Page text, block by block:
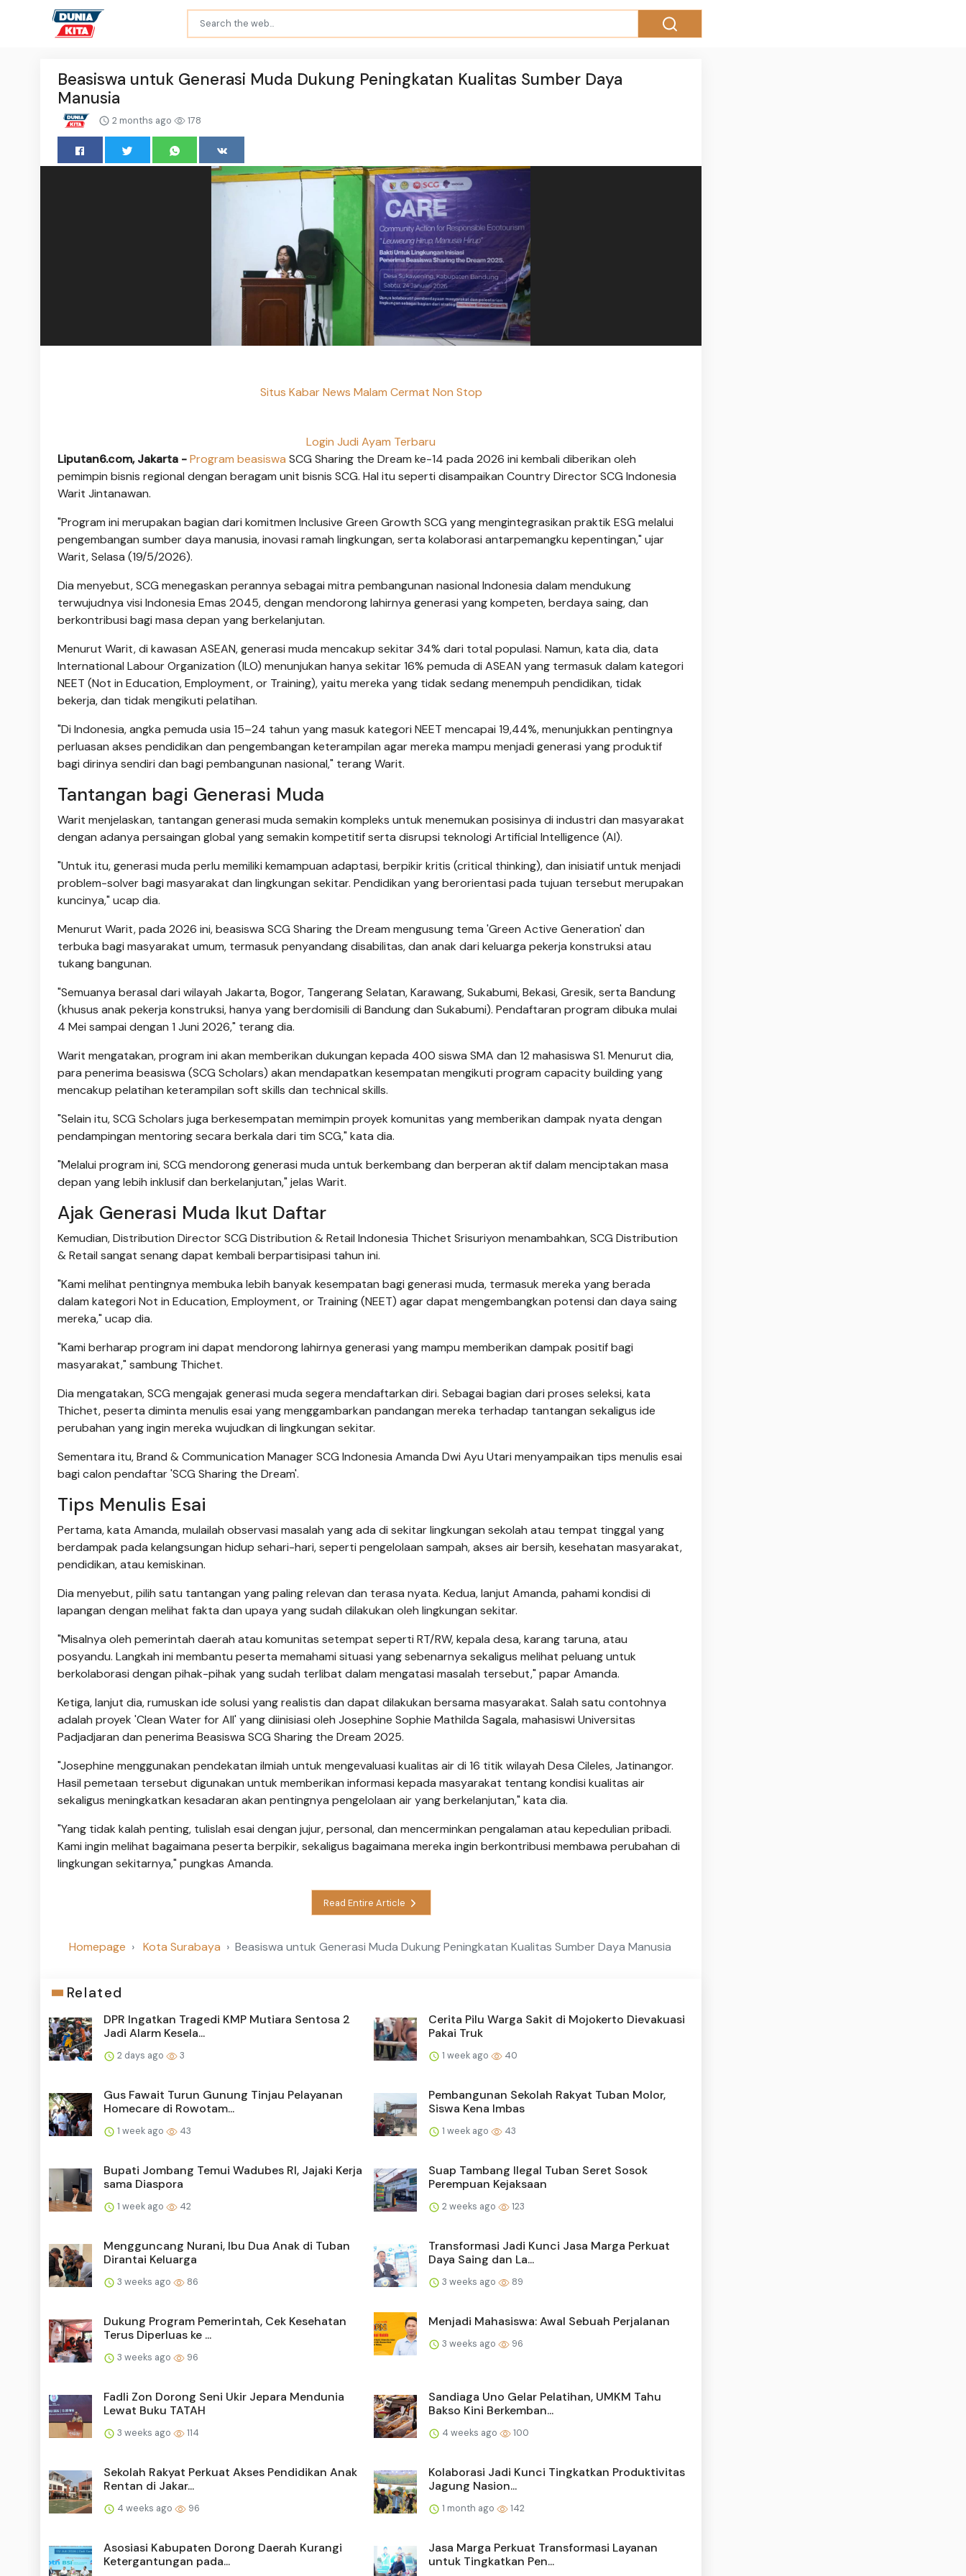
Beasiswa untuk Generasi Muda Dukung Peningkatan Kualitas Sumber Daya
Manusia
2 months ago 178
Situs Kabar News Malam Cermat Non Stop
Login Judi Ayam Terbaru
Liputan6.com, Jakarta -Program beasiswa SCG Sharing the Dream ke-14 pada 2026 ini kembali diberikan oleh
pemimpin bisnis regional dengan beragam unit bisnis SCG. Hal itu seperti disampaikan Country Director SCG Indonesia
Warit Jintanawan.
"Program ini merupakan bagian dari komitmen Inclusive Green Growth SCG yang mengintegrasikan praktik ESG melalui
pengembangan sumber daya manusia, inovasi ramah lingkungan, serta kolaborasi antarpemangku kepentingan," ujar
Warit, Selasa (19/5/2026).
Dia menyebut, SCG menegaskan perannya sebagai mitra pembangunan nasional Indonesia dalam mendukung
terwujudnya visi Indonesia Emas 2045, dengan mendorong lahirnya generasi yang kompeten, berdaya saing, dan
berkontribusi bagi masa depan yang berkelanjutan.
Menurut Warit, di kawasan ASEAN, generasi muda mencakup sekitar 34% dari total populasi. Namun, kata dia, data
International Labour Organization (ILO) menunjukan hanya sekitar 16% pemuda di ASEAN yang termasuk dalam kategori
NEET (Not in Education, Employment, or Training), yaitu mereka yang tidak sedang menempuh pendidikan, tidak
bekerja, dan tidak mengikuti pelatihan.
"Di Indonesia, angka pemuda usia 15–24 tahun yang masuk kategori NEET mencapai 19,44%, menunjukkan pentingnya
perluasan akses pendidikan dan pengembangan keterampilan agar mereka mampu menjadi generasi yang produktif
bagi dirinya sendiri dan bagi pembangunan nasional," terang Warit.
Tantangan bagi Generasi Muda
Warit menjelaskan, tantangan generasi muda semakin kompleks untuk menemukan posisinya di industri dan masyarakat
dengan adanya persaingan global yang semakin kompetitif serta disrupsi teknologi Artificial Intelligence (AI).
"Untuk itu, generasi muda perlu memiliki kemampuan adaptasi, berpikir kritis (critical thinking), dan inisiatif untuk menjadi
problem-solver bagi masyarakat dan lingkungan sekitar. Pendidikan yang berorientasi pada tujuan tersebut merupakan
kuncinya," ucap dia.
Menurut Warit, pada 2026 ini, beasiswa SCG Sharing the Dream mengusung tema 'Green Active Generation' dan
terbuka bagi masyarakat umum, termasuk penyandang disabilitas, dan anak dari keluarga pekerja konstruksi atau
tukang bangunan.
"Semuanya berasal dari wilayah Jakarta, Bogor, Tangerang Selatan, Karawang, Sukabumi, Bekasi, Gresik, serta Bandung
(khusus anak pekerja konstruksi, hanya yang berdomisili di Bandung dan Sukabumi). Pendaftaran program dibuka mulai
4 Mei sampai dengan 1 Juni 2026," terang dia.
Warit mengatakan, program ini akan memberikan dukungan kepada 400 siswa SMA dan 12 mahasiswa S1. Menurut dia,
para penerima beasiswa (SCG Scholars) akan mendapatkan kesempatan mengikuti program capacity building yang
mencakup pelatihan keterampilan soft skills dan technical skills.
"Selain itu, SCG Scholars juga berkesempatan memimpin proyek komunitas yang memberikan dampak nyata dengan
pendampingan mentoring secara berkala dari tim SCG," kata dia.
"Melalui program ini, SCG mendorong generasi muda untuk berkembang dan berperan aktif dalam menciptakan masa
depan yang lebih inklusif dan berkelanjutan," jelas Warit.
Ajak Generasi Muda Ikut Daftar
Kemudian, Distribution Director SCG Distribution & Retail Indonesia Thichet Srisuriyon menambahkan, SCG Distribution
& Retail sangat senang dapat kembali berpartisipasi tahun ini.
"Kami melihat pentingnya membuka lebih banyak kesempatan bagi generasi muda, termasuk mereka yang berada
dalam kategori Not in Education, Employment, or Training (NEET) agar dapat mengembangkan potensi dan daya saing
mereka," ucap dia.
"Kami berharap program ini dapat mendorong lahirnya generasi yang mampu memberikan dampak positif bagi
masyarakat," sambung Thichet.
Dia mengatakan, SCG mengajak generasi muda segera mendaftarkan diri. Sebagai bagian dari proses seleksi, kata
Thichet, peserta diminta menulis esai yang menggambarkan pandangan mereka terhadap tantangan sekaligus ide
perubahan yang ingin mereka wujudkan di lingkungan sekitar.
Sementara itu, Brand & Communication Manager SCG Indonesia Amanda Dwi Ayu Utari menyampaikan tips menulis esai
bagi calon pendaftar 'SCG Sharing the Dream'.
Tips Menulis Esai
Pertama, kata Amanda, mulailah observasi masalah yang ada di sekitar lingkungan sekolah atau tempat tinggal yang
berdampak pada kelangsungan hidup sehari-hari, seperti pengelolaan sampah, akses air bersih, kesehatan masyarakat,
pendidikan, atau kemiskinan.
Dia menyebut, pilih satu tantangan yang paling relevan dan terasa nyata. Kedua, lanjut Amanda, pahami kondisi di
lapangan dengan melihat fakta dan upaya yang sudah dilakukan oleh lingkungan sekitar.
"Misalnya oleh pemerintah daerah atau komunitas setempat seperti RT/RW, kepala desa, karang taruna, atau
posyandu. Langkah ini membantu peserta memahami situasi yang sebenarnya sekaligus melihat peluang untuk
berkolaborasi dengan pihak-pihak yang sudah terlibat dalam mengatasi masalah tersebut," papar Amanda.
Ketiga, lanjut dia, rumuskan ide solusi yang realistis dan dapat dilakukan bersama masyarakat. Salah satu contohnya
adalah proyek 'Clean Water for All' yang diinisiasi oleh Josephine Sophie Mathilda Sagala, mahasiswi Universitas
Padjadjaran dan penerima Beasiswa SCG Sharing the Dream 2025.
"Josephine menggunakan pendekatan ilmiah untuk mengevaluasi kualitas air di 16 titik wilayah Desa Cileles, Jatinangor.
Hasil pemetaan tersebut digunakan untuk memberikan informasi kepada masyarakat tentang kondisi kualitas air
sekaligus meningkatkan kesadaran akan pentingnya pengelolaan air yang berkelanjutan," kata dia.
"Yang tidak kalah penting, tulislah esai dengan jujur, personal, dan mencerminkan pengalaman atau kepedulian pribadi.
Kami ingin melihat bagaimana peserta berpikir, sekaligus bagaimana mereka ingin berkontribusi membawa perubahan di
lingkungan sekitarnya," pungkas Amanda.
Read Entire Article
Homepage Kota Surabaya Beasiswa untuk Generasi Muda Dukung Peningkatan Kualitas Sumber Daya Manusia
Related
DPR Ingatkan Tragedi KMP Mutiara Sentosa 2
Jadi Alarm Kesela...
2 days ago 3
Cerita Pilu Warga Sakit di Mojokerto Dievakuasi
Pakai Truk
1 week ago 40
Gus Fawait Turun Gunung Tinjau Pelayanan
Homecare di Rowotam...
1 week ago 43
Pembangunan Sekolah Rakyat Tuban Molor,
Siswa Kena Imbas
1 week ago 43
Bupati Jombang Temui Wadubes RI, Jajaki Kerja
sama Diaspora
1 week ago 42
Suap Tambang Ilegal Tuban Seret Sosok
Perempuan Kejaksaan
2 weeks ago 123
Mengguncang Nurani, Ibu Dua Anak di Tuban
Dirantai Keluarga
3 weeks ago 86
Transformasi Jadi Kunci Jasa Marga Perkuat
Daya Saing dan La...
3 weeks ago 89
Dukung Program Pemerintah, Cek Kesehatan
Terus Diperluas ke ...
3 weeks ago 96
Menjadi Mahasiswa: Awal Sebuah Perjalanan
3 weeks ago 96
Fadli Zon Dorong Seni Ukir Jepara Mendunia
Lewat Buku TATAH
3 weeks ago 114
Sandiaga Uno Gelar Pelatihan, UMKM Tahu
Bakso Kini Berkemban...
4 weeks ago 100
Sekolah Rakyat Perkuat Akses Pendidikan Anak
Rentan di Jakar...
4 weeks ago 96
Kolaborasi Jadi Kunci Tingkatkan Produktivitas
Jagung Nasion...
1 month ago 142
Asosiasi Kabupaten Dorong Daerah Kurangi
Ketergantungan pada...
Jasa Marga Perkuat Transformasi Layanan
untuk Tingkatkan Pen...